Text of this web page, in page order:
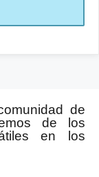
de
de los
en los